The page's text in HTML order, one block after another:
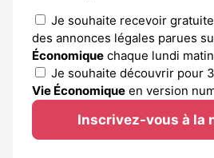
Je souhaite recevoir
des annonces légales parues
Économique chaque lundi
Je souhaite découvrir pour
Vie Économique en version
Inscrivez-vous à la